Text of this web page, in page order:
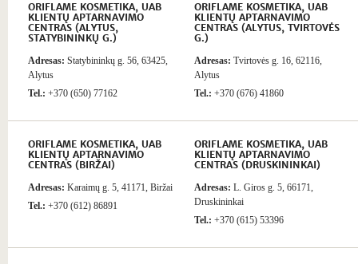
ORIFLAME KOSMETIKA, UAB
KLIENTŲ APTARNAVIMO
CENTRAS (ALYTUS,
STATYBININKŲ G.)
Adresas: Statybininkų g. 56, 63425,
Alytus
Tel.: +370 (650) 77162
ORIFLAME KOSMETIKA, UAB
KLIENTŲ APTARNAVIMO
CENTRAS (ALYTUS, TVIRTOVĖS
G.)
Adresas: Tvirtovės g. 16, 62116,
Alytus
Tel.: +370 (676) 41860
ORIFLAME KOSMETIKA, UAB
KLIENTŲ APTARNAVIMO
CENTRAS (BIRŽAI)
Adresas: Karaimų g. 5, 41171, Biržai
Tel.: +370 (612) 86891
ORIFLAME KOSMETIKA, UAB
KLIENTŲ APTARNAVIMO
CENTRAS (DRUSKININKAI)
Adresas: L. Giros g. 5, 66171,
Druskininkai
Tel.: +370 (615) 53396